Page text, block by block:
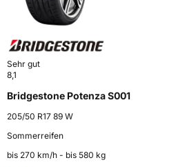
Sehr gut
8,1
Bridgestone Potenza S001
205/50 R17 89 W
Sommerreifen
bis 270 km⁠/⁠h - bis 580 kg